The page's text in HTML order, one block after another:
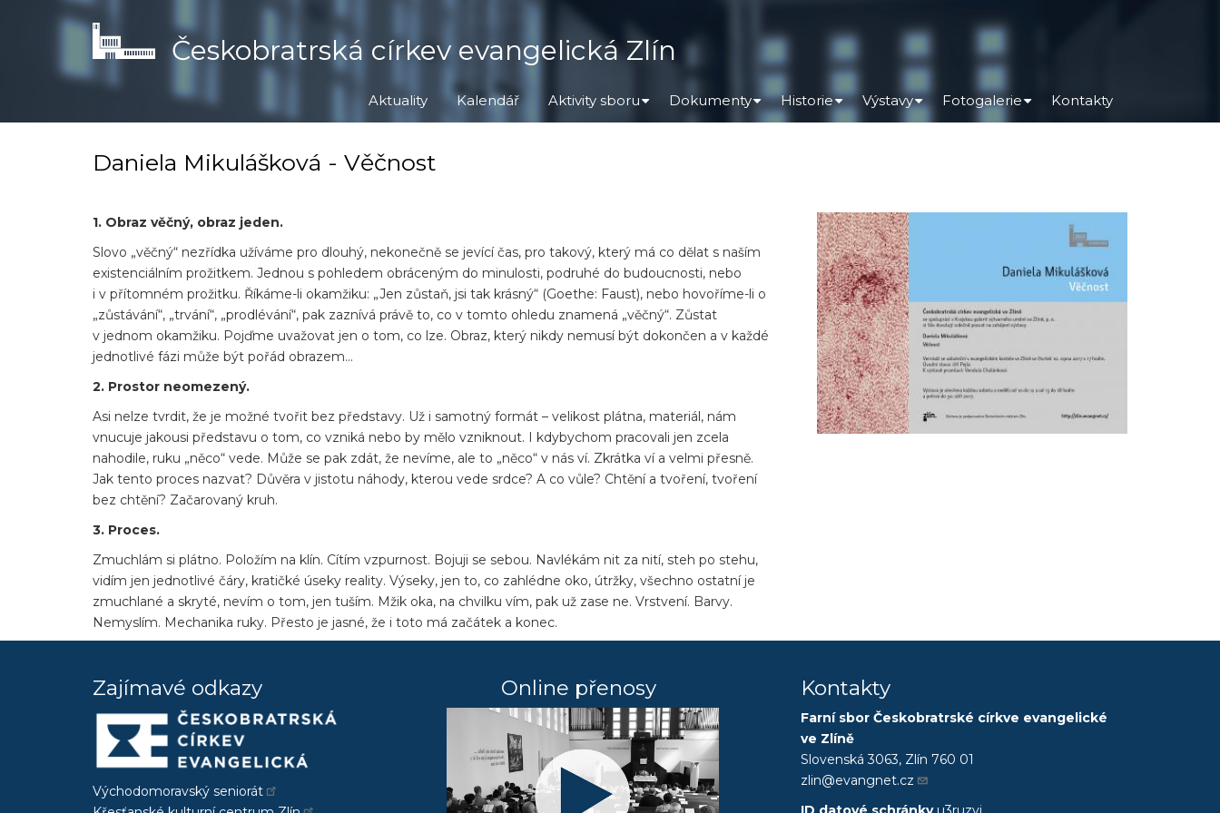
Českobratrská církev evangelická Zlín
Aktuality Kalendář Aktivity sboru
+
Dokumenty
+
Historie
+
Výstavy Fotogalerie Kontakty
Daniela Mikulášková - Věčnost
1. Obraz věčný, obraz jeden.
Slovo „věčný“ nezřídka užíváme pro dlouhý, nekonečně se jevící čas, pro takový, který má co dělat s naším
existenciálním prožitkem. Jednou s pohledem obráceným do minulosti, podruhé do budoucnosti, nebo
i v přítomném prožitku. Říkáme-li okamžiku: „Jen zůstaň, jsi tak krásný“ (Goethe: Faust), nebo hovoříme-li o
„zůstávání“, „trvání“, „prodlévání“, pak zaznívá právě to, co v tomto ohledu znamená „věčný“. Zůstat
v jednom okamžiku. Pojďme uvažovat jen o tom, co lze. Obraz, který nikdy nemusí být dokončen a v každé
jednotlivé fázi může být pořád obrazem…
2. Prostor neomezený.
Asi nelze tvrdit, že je možné tvořit bez představy. Už i samotný formát – velikost plátna, materiál, nám
vnucuje jakousi představu o tom, co vzniká nebo by mělo vzniknout. I kdybychom pracovali jen zcela
nahodile, ruku „něco“ vede. Může se pak zdát, že nevíme, ale to „něco“ v nás ví. Zkrátka ví a velmi přesně.
Jak tento proces nazvat? Důvěra v jistotu náhody, kterou vede srdce? A co vůle? Chtění a tvoření, tvoření
bez chtění? Začarovaný kruh.
3. Proces.
Zmuchlám si plátno. Položím na klín. Cítím vzpurnost. Bojuji se sebou. Navlékám nit za nití, steh po stehu,
vidím jen jednotlivé čáry, kratičké úseky reality. Výseky, jen to, co zahlédne oko, útržky, všechno ostatní je
zmuchlané a skryté, nevím o tom, jen tuším. Mžik oka, na chvilku vím, pak už zase ne. Vrstvení. Barvy.
Nemyslím. Mechanika ruky. Přesto je jasné, že i toto má začátek a konec.
Zajímavé odkazy
Východomoravský seniorát
Online přenosy Kontakty
Farní sbor Českobratrské církve evangelické
ve Zlíně
Slovenská 3063, Zlín 760 01
zlin@evangnet.cz